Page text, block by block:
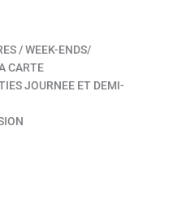
/ WEEK-ENDS/
CARTE
JOURNEE ET DEMI-